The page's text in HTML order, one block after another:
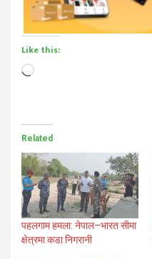
Like this:
Loading…
Related
पहलगाम हमला: नेपाल–भारत सीमा
क्षेत्रमा कडा निगरानी